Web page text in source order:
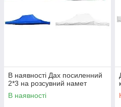
В наявності Дах посиленний
2*3 на розсувний намет
В наявності